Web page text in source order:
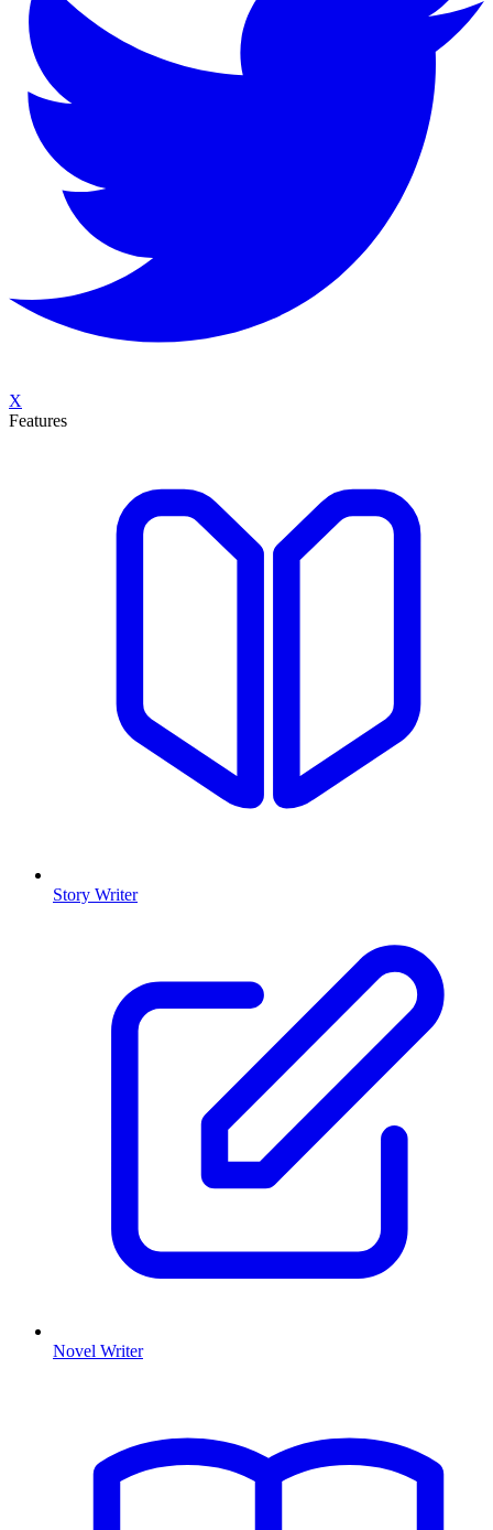
X
Features
Story Writer
Novel Writer